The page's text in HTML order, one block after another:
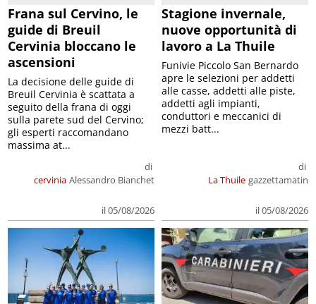
Frana sul Cervino, le
guide di Breuil
Cervinia bloccano le
ascensioni
cervinia
di
Alessandro Bianchet
il 05/08/2026
La decisione delle guide di
Breuil Cervinia è scattata a
seguito della frana di oggi
sulla parete sud del Cervino;
gli esperti raccomandano
massima at...
Stagione invernale,
nuove opportunità di
lavoro a La Thuile
La Thuile
di
gazzettamatin
il 05/08/2026
Funivie Piccolo San Bernardo
apre le selezioni per addetti
alle casse, addetti alle piste,
addetti agli impianti,
conduttori e meccanici di
mezzi batt...